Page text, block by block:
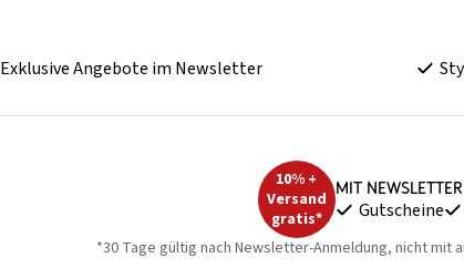
Exklusive Angebote im Newsletter
10% +
Versand
gratis*
Mit
Gutscheine
*30 Tage gültig nach Newsletter-Anmeldung, nicht mit